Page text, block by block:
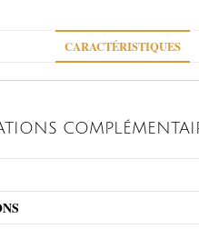
CARACTÉRISTIQUES